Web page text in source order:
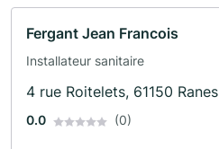
Fergant Jean Francois
Installateur sanitaire
4 rue Roitelets, 61150 Ranes
0.0 (0)